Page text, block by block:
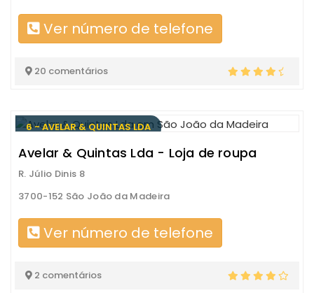
Ver número de telefone
20 comentários
6 - AVELAR & QUINTAS LDA
Avelar & Quintas Lda - Loja de roupa
R. Júlio Dinis 8
3700-152 São João da Madeira
Ver número de telefone
2 comentários